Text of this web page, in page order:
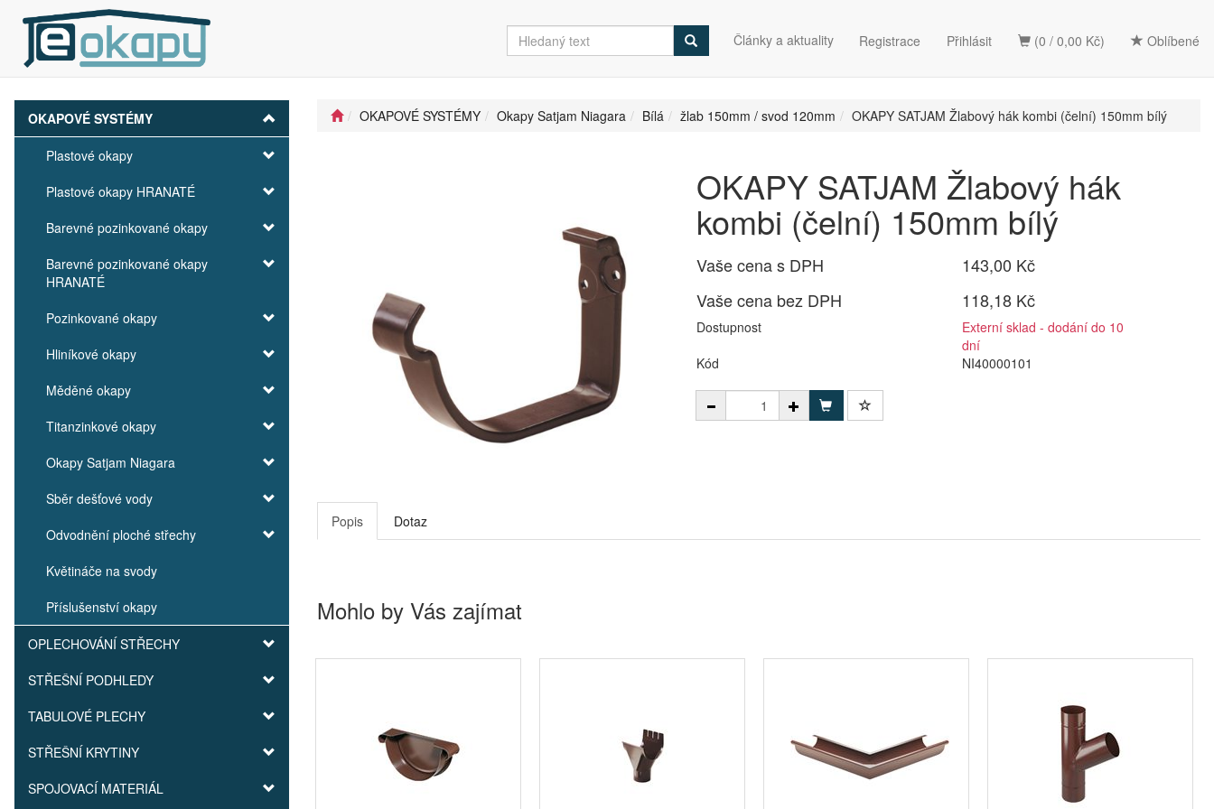
(0 / 0,00 Kč) Oblíbené
Články a aktuality Registrace Přihlásit
OKAPOVÉ SYSTÉMY
Plastové okapy
Plastové okapy HRANATÉ
Barevné pozinkované okapy
Barevné pozinkované okapy
HRANATÉ
Pozinkované okapy
Hliníkové okapy
Měděné okapy
Titanzinkové okapy
Okapy Satjam Niagara
Sběr dešťové vody
Odvodnění ploché střechy
Květináče na svody
Příslušenství okapy
OPLECHOVÁNÍ STŘECHY
STŘEŠNÍ PODHLEDY
TABULOVÉ PLECHY
STŘEŠNÍ KRYTINY
SPOJOVACÍ MATERIÁL
OKAPOVÉ SYSTÉMY Okapy Satjam Niagara Bílá žlab 150mm / svod 120mm OKAPY SATJAM Žlabový hák kombi (čelní) 150mm bílý
OKAPY SATJAM Žlabový hák
kombi (čelní) 150mm bílý
Vaše cena s DPH
143,00 Kč
Vaše cena bez DPH
118,18 Kč
Dostupnost
Externí sklad - dodání do 10
dní
Kód
NI40000101
Popis Dotaz
Mohlo by Vás zajímat